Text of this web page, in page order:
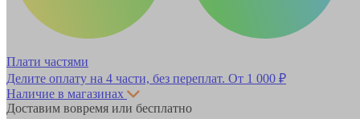
Плати частями
Делите оплату на 4 части, без переплат. От 1 000 ₽
Наличие в магазинах
Доставим вовремя или бесплатно